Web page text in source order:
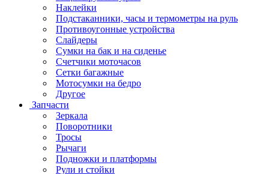
Наклейки
Подстаканники, часы и термометры на руль
Противоугонные устройства
Слайдеры
Сумки на бак и на сиденье
Счетчики моточасов
Сетки багажные
Мотосумки на бедро
Другое
Запчасти
Зеркала
Поворотники
Тросы
Рычаги
Подножки и платформы
Рули и стойки